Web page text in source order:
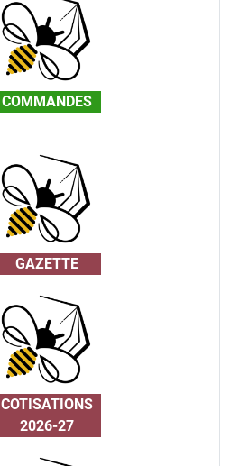
COMMANDES
GAZETTE
COTISATIONS
2026-27